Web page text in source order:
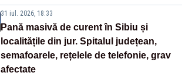
31 iul. 2026, 18:33
Pană masivă de curent în Sibiu și
localitățile din jur. Spitalul județean,
semafoarele, rețelele de telefonie, grav
afectate